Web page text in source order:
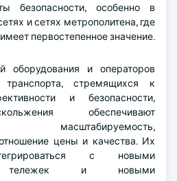
безопасности, особенно в
и сетях метрополитена, где
первостепенное значение.
оборудования и операторов
транспорта, стремящихся к
и безопасности,
обеспечивают
масштабируемость,
цены и качества. Их
с новыми
тележек и новыми